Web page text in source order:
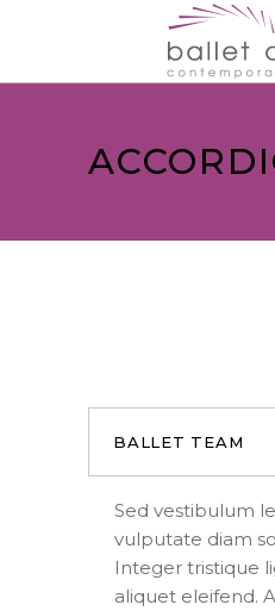
BALLET TEAM
Sed vestibulum
vulputate diam
Integer tristique
aliquet eleifend.